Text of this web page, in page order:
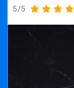
5/5    